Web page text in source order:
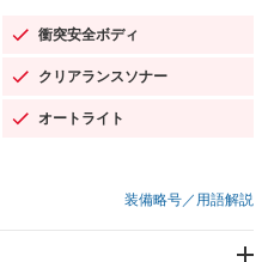
衝突安全ボディ
：装備あり
クリアランスソナー
：装備あり
オートライト
：装備あり
装備略号／用語解説